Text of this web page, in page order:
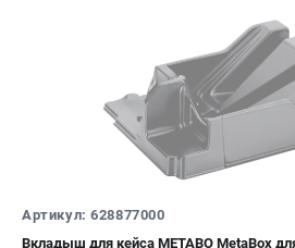
Артикул: 628877000
Вкладыш для кейса METABO MetaBox